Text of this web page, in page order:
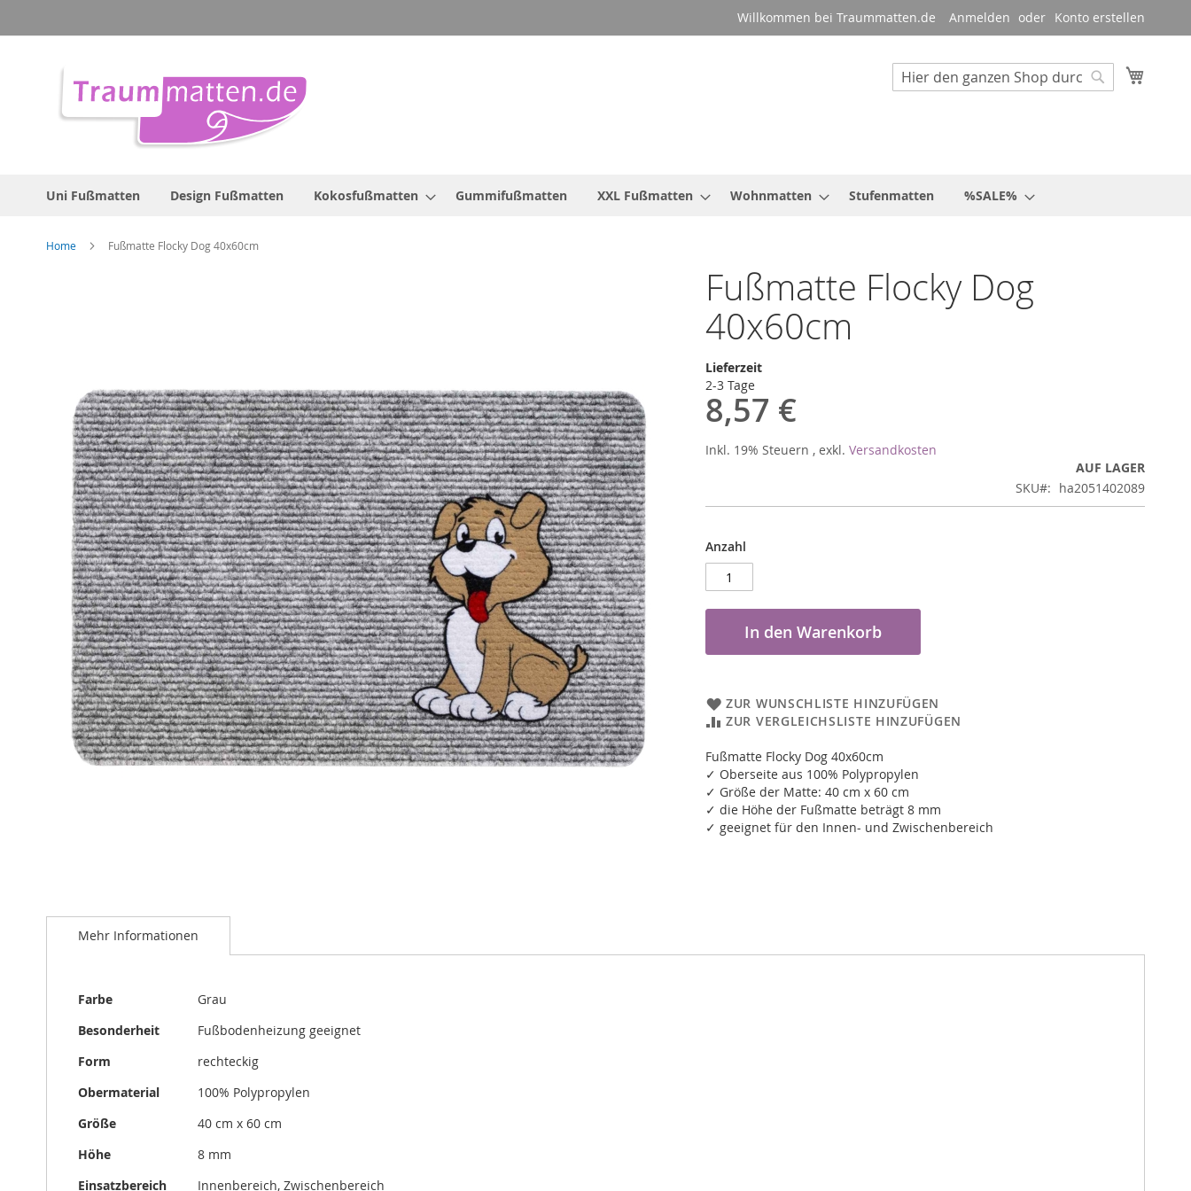
zum
Willkommen bei Traummatten.de Anmelden Konto erstellen
Suche
Uni Fußmatten Design Fußmatten Kokosfußmatten Gummifußmatten XXL Fußmatten Wohnmatten Stufenmatten %SALE%
Home Fußmatte Flocky Dog 40x60cm
Fußmatte Flocky Dog
40x60cm
Lieferzeit
2-3 Tage
8,57 €
Inkl. 19% Steuern , exkl. Versandkosten
AUF LAGER
SKU
ha2051402089
Anzahl
In den Warenkorb
ZUR WUNSCHLISTE HINZUFÜGEN
ZUR VERGLEICHSLISTE HINZUFÜGEN
Fußmatte Flocky Dog 40x60cm
✓ Oberseite aus 100% Polypropylen
✓ Größe der Matte: 40 cm x 60 cm
✓ die Höhe der Fußmatte beträgt 8 mm
✓ geeignet für den Innen- und Zwischenbereich
Anfang
Mehr Informationen
Mehr
Farbe
Grau
Besonderheit
Fußbodenheizung geeignet
Form
rechteckig
Obermaterial
100% Polypropylen
Größe
40 cm x 60 cm
Höhe
8 mm
Einsatzbereich
Innenbereich, Zwischenbereich